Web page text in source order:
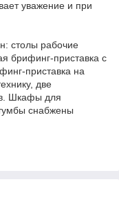
уважение и при
столы рабочие
брифинг-приставка с
приставка на
две
Шкафы для
снабжены